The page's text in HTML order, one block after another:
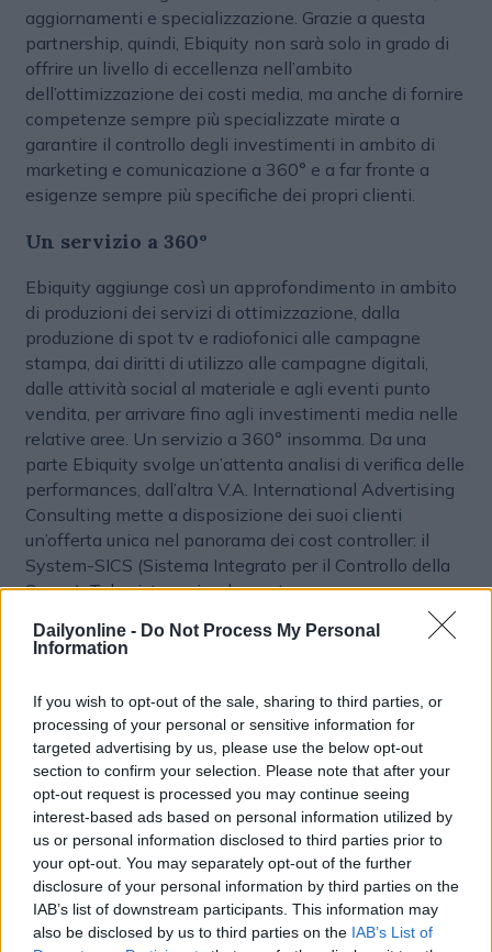
Dailyonline - Do Not Process My Personal
Information
If you wish to opt-out of the sale, sharing to third parties, or
processing of your personal or sensitive information for
targeted advertising by us, please use the below opt-out
section to confirm your selection. Please note that after your
opt-out request is processed you may continue seeing
interest-based ads based on personal information utilized by
us or personal information disclosed to third parties prior to
your opt-out. You may separately opt-out of the further
disclosure of your personal information by third parties on the
IAB’s list of downstream participants. This information may
also be disclosed by us to third parties on the IAB’s List of
aggiornamenti e specializzazione. Grazie a questa
partnership, quindi, Ebiquity non sarà solo in grado di
offrire un livello di eccellenza nell’ambito
dell’ottimizzazione dei costi media, ma anche di fornire
competenze sempre più specializzate mirate a
garantire il controllo degli investimenti in ambito di
marketing e comunicazione a 360° e a far fronte a
esigenze sempre più specifiche dei propri clienti.
Un servizio a 360°
Ebiquity aggiunge così un approfondimento in ambito
di produzioni dei servizi di ottimizzazione, dalla
produzione di spot tv e radiofonici alle campagne
stampa, dai diritti di utilizzo alle campagne digitali,
dalle attività social al materiale e agli eventi punto
vendita, per arrivare fino agli investimenti media nelle
relative aree. Un servizio a 360° insomma. Da una
parte Ebiquity svolge un’attenta analisi di verifica delle
performances, dall’altra V.A. International Advertising
Consulting mette a disposizione dei suoi clienti
un’offerta unica nel panorama dei cost controller: il
System-SICS (Sistema Integrato per il Controllo della
Spesa). Tale sistema implementa un
framework/workflow di controllo e approvazione della
spesa e un sistema di classificazione puntuale dei
fornitori operanti per il cliente. Ebiquity e La V.A.
International Advertising Consulting insieme possono,
infine, vantare una fondamentale sorgente di
benchmarking nazionale e internazionale.
MERGER & ACQUISITION